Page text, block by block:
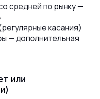
средней по рынку —
касания)
— дополнительная
или